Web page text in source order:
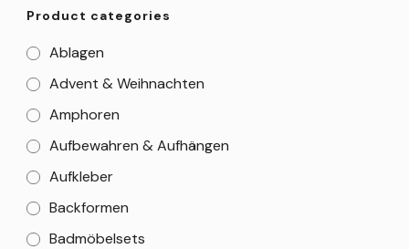
Product categories
Ablagen
Advent & Weihnachten
Amphoren
Aufbewahren & Aufhängen
Aufkleber
Backformen
Badmöbelsets